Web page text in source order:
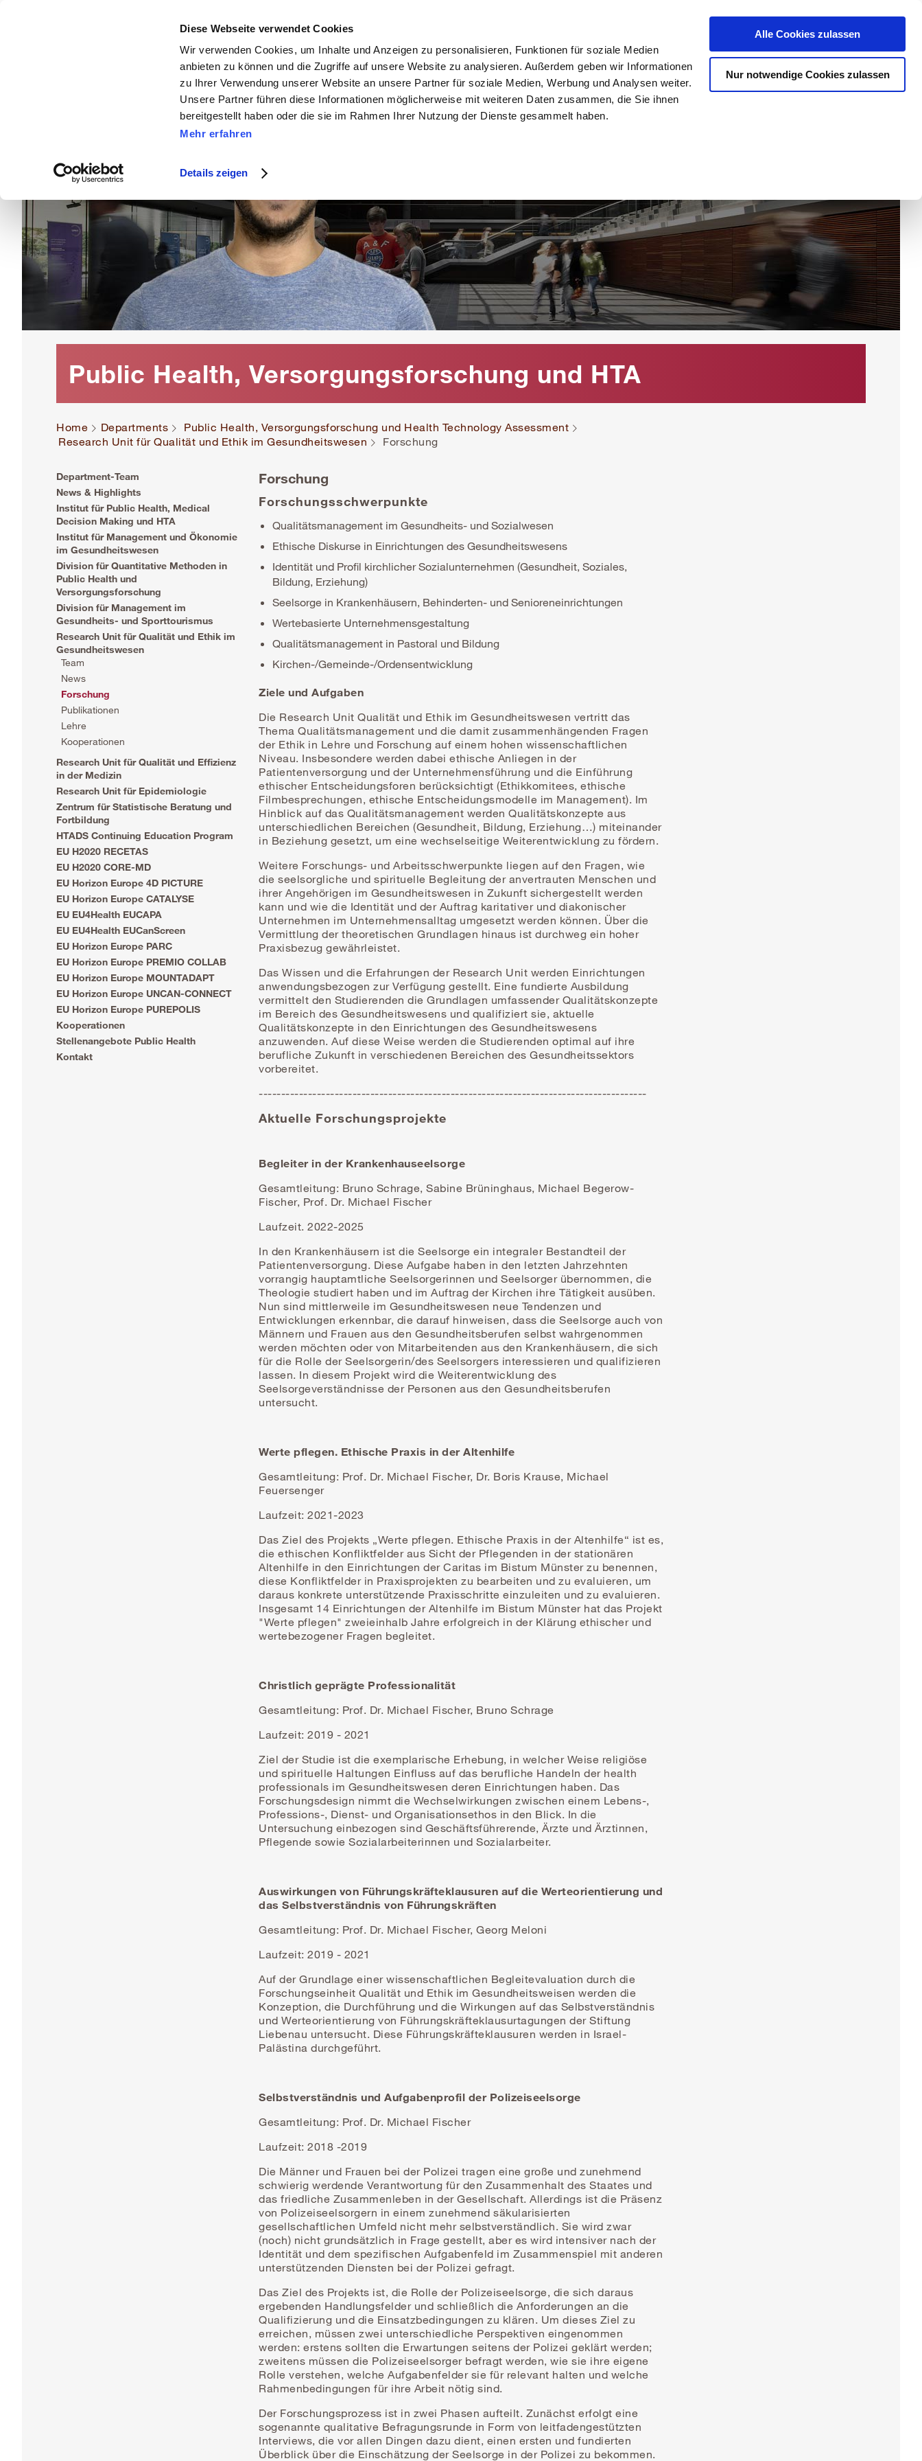
Diese Webseite verwendet Cookies
Wir verwenden Cookies, um Inhalte und Anzeigen zu personalisieren, Funktionen für soziale Medien
anbieten zu können und die Zugriffe auf unsere Website zu analysieren. Außerdem geben wir Informationen
zu Ihrer Verwendung unserer Website an unsere Partner für soziale Medien, Werbung und Analysen weiter.
Unsere Partner führen diese Informationen möglicherweise mit weiteren Daten zusammen, die Sie ihnen
bereitgestellt haben oder die sie im Rahmen Ihrer Nutzung der Dienste gesammelt haben.
Mehr erfahren
Details zeigen
Alle Cookies zulassen
Nur notwendige Cookies zulassen
Newsletter bestellen Cookie Erklärung
Studienangebot Academy Forschung Departments Universität
Public Health, Versorgungsforschung und HTA
Home Departments
Public Health, Versorgungsforschung und Health Technology Assessment
Research Unit für Qualität und Ethik im Gesundheitswesen
Forschung
Department-Team
News & Highlights
Institut für Public Health, Medical
Decision Making und HTA
Institut für Management und Ökonomie
im Gesundheitswesen
Division für Quantitative Methoden in
Public Health und
Versorgungsforschung
Division für Management im
Gesundheits- und Sporttourismus
Research Unit für Qualität und Ethik im
Gesundheitswesen
Team
News
Forschung
Publikationen
Lehre
Kooperationen
Research Unit für Qualität und Effizienz
in der Medizin
Research Unit für Epidemiologie
Zentrum für Statistische Beratung und
Fortbildung
HTADS Continuing Education Program
EU H2020 RECETAS
EU H2020 CORE-MD
EU Horizon Europe 4D PICTURE
EU Horizon Europe CATALYSE
EU EU4Health EUCAPA
EU EU4Health EUCanScreen
EU Horizon Europe PARC
EU Horizon Europe PREMIO COLLAB
EU Horizon Europe MOUNTADAPT
EU Horizon Europe UNCAN-CONNECT
EU Horizon Europe PUREPOLIS
Kooperationen
Stellenangebote Public Health
Kontakt
Forschung
Forschungsschwerpunkte
Qualitätsmanagement im Gesundheits- und Sozialwesen
Ethische Diskurse in Einrichtungen des Gesundheitswesens
Identität und Profil kirchlicher Sozialunternehmen (Gesundheit, Soziales,
Bildung, Erziehung)
Seelsorge in Krankenhäusern, Behinderten- und Senioreneinrichtungen
Wertebasierte Unternehmensgestaltung
Qualitätsmanagement in Pastoral und Bildung
Kirchen-/Gemeinde-/Ordensentwicklung
Ziele und Aufgaben
Die Research Unit Qualität und Ethik im Gesundheitswesen vertritt das
Thema Qualitätsmanagement und die damit zusammenhängenden Fragen
der Ethik in Lehre und Forschung auf einem hohen wissenschaftlichen
Niveau. Insbesondere werden dabei ethische Anliegen in der
Patientenversorgung und der Unternehmensführung und die Einführung
ethischer Entscheidungsforen berücksichtigt (Ethikkomitees, ethische
Filmbesprechungen, ethische Entscheidungsmodelle im Management). Im
Hinblick auf das Qualitätsmanagement werden Qualitätskonzepte aus
unterschiedlichen Bereichen (Gesundheit, Bildung, Erziehung…) miteinander
in Beziehung gesetzt, um eine wechselseitige Weiterentwicklung zu fördern.
Weitere Forschungs- und Arbeitsschwerpunkte liegen auf den Fragen, wie
die seelsorgliche und spirituelle Begleitung der anvertrauten Menschen und
ihrer Angehörigen im Gesundheitswesen in Zukunft sichergestellt werden
kann und wie die Identität und der Auftrag karitativer und diakonischer
Unternehmen im Unternehmensalltag umgesetzt werden können. Über die
Vermittlung der theoretischen Grundlagen hinaus ist durchweg ein hoher
Praxisbezug gewährleistet.
Das Wissen und die Erfahrungen der Research Unit werden Einrichtungen
anwendungsbezogen zur Verfügung gestellt. Eine fundierte Ausbildung
vermittelt den Studierenden die Grundlagen umfassender Qualitätskonzepte
im Bereich des Gesundheitswesens und qualifiziert sie, aktuelle
Qualitätskonzepte in den Einrichtungen des Gesundheitswesens
anzuwenden. Auf diese Weise werden die Studierenden optimal auf ihre
berufliche Zukunft in verschiedenen Bereichen des Gesundheitssektors
vorbereitet.
---------------------------------------------------------------------------------------
Aktuelle Forschungsprojekte
Begleiter in der Krankenhauseelsorge
Gesamtleitung: Bruno Schrage, Sabine Brüninghaus, Michael Begerow-
Fischer, Prof. Dr. Michael Fischer
Laufzeit. 2022-2025
In den Krankenhäusern ist die Seelsorge ein integraler Bestandteil der
Patientenversorgung. Diese Aufgabe haben in den letzten Jahrzehnten
vorrangig hauptamtliche Seelsorgerinnen und Seelsorger übernommen, die
Theologie studiert haben und im Auftrag der Kirchen ihre Tätigkeit ausüben.
Nun sind mittlerweile im Gesundheitswesen neue Tendenzen und
Entwicklungen erkennbar, die darauf hinweisen, dass die Seelsorge auch von
Männern und Frauen aus den Gesundheitsberufen selbst wahrgenommen
werden möchten oder von Mitarbeitenden aus den Krankenhäusern, die sich
für die Rolle der Seelsorgerin/des Seelsorgers interessieren und qualifizieren
lassen. In diesem Projekt wird die Weiterentwicklung des
Seelsorgeverständnisse der Personen aus den Gesundheitsberufen
untersucht.
Werte pflegen. Ethische Praxis in der Altenhilfe
Gesamtleitung: Prof. Dr. Michael Fischer, Dr. Boris Krause, Michael
Feuersenger
Laufzeit: 2021-2023
Das Ziel des Projekts „Werte pflegen. Ethische Praxis in der Altenhilfe“ ist es,
die ethischen Konfliktfelder aus Sicht der Pflegenden in der stationären
Altenhilfe in den Einrichtungen der Caritas im Bistum Münster zu benennen,
diese Konfliktfelder in Praxisprojekten zu bearbeiten und zu evaluieren, um
daraus konkrete unterstützende Praxisschritte einzuleiten und zu evaluieren.
Insgesamt 14 Einrichtungen der Altenhilfe im Bistum Münster hat das Projekt
"Werte pflegen" zweieinhalb Jahre erfolgreich in der Klärung ethischer und
wertebezogener Fragen begleitet.
Christlich geprägte Professionalität
Gesamtleitung: Prof. Dr. Michael Fischer, Bruno Schrage
Laufzeit: 2019 - 2021
Ziel der Studie ist die exemplarische Erhebung, in welcher Weise religiöse
und spirituelle Haltungen Einfluss auf das berufliche Handeln der health
professionals im Gesundheitswesen deren Einrichtungen haben. Das
Forschungsdesign nimmt die Wechselwirkungen zwischen einem Lebens-,
Professions-, Dienst- und Organisationsethos in den Blick. In die
Untersuchung einbezogen sind Geschäftsführerende, Ärzte und Ärztinnen,
Pflegende sowie Sozialarbeiterinnen und Sozialarbeiter.
Auswirkungen von Führungskräfteklausuren auf die Werteorientierung und
das Selbstverständnis von Führungskräften
Gesamtleitung: Prof. Dr. Michael Fischer, Georg Meloni
Laufzeit: 2019 - 2021
Auf der Grundlage einer wissenschaftlichen Begleitevaluation durch die
Forschungseinheit Qualität und Ethik im Gesundheitsweisen werden die
Konzeption, die Durchführung und die Wirkungen auf das Selbstverständnis
und Werteorientierung von Führungskräfteklausurtagungen der Stiftung
Liebenau untersucht. Diese Führungskräfteklausuren werden in Israel-
Palästina durchgeführt.
Selbstverständnis und Aufgabenprofil der Polizeiseelsorge
Gesamtleitung: Prof. Dr. Michael Fischer
Laufzeit: 2018 -2019
Die Männer und Frauen bei der Polizei tragen eine große und zunehmend
schwierig werdende Verantwortung für den Zusammenhalt des Staates und
das friedliche Zusammenleben in der Gesellschaft. Allerdings ist die Präsenz
von Polizeiseelsorgern in einem zunehmend säkularisierten
gesellschaftlichen Umfeld nicht mehr selbstverständlich. Sie wird zwar
(noch) nicht grundsätzlich in Frage gestellt, aber es wird intensiver nach der
Identität und dem spezifischen Aufgabenfeld im Zusammenspiel mit anderen
unterstützenden Diensten bei der Polizei gefragt.
Das Ziel des Projekts ist, die Rolle der Polizeiseelsorge, die sich daraus
ergebenden Handlungsfelder und schließlich die Anforderungen an die
Qualifizierung und die Einsatzbedingungen zu klären. Um dieses Ziel zu
erreichen, müssen zwei unterschiedliche Perspektiven eingenommen
werden: erstens sollten die Erwartungen seitens der Polizei geklärt werden;
zweitens müssen die Polizeiseelsorger befragt werden, wie sie ihre eigene
Rolle verstehen, welche Aufgabenfelder sie für relevant halten und welche
Rahmenbedingungen für ihre Arbeit nötig sind.
Der Forschungsprozess ist in zwei Phasen aufteilt. Zunächst erfolgt eine
sogenannte qualitative Befragungsrunde in Form von leitfadengestützten
Interviews, die vor allen Dingen dazu dient, einen ersten und fundierten
Überblick über die Einschätzung der Seelsorge in der Polizei zu bekommen.